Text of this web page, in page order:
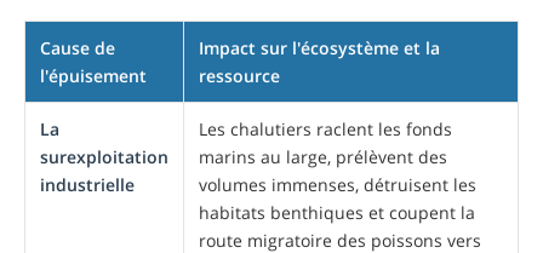
Cause de
l'épuisement
Impact sur l'écosystème et la
ressource
La
surexploitation
industrielle
Les chalutiers raclent les fonds
marins au large, prélèvent des
volumes immenses, détruisent les
habitats benthiques et coupent la
route migratoire des poissons vers